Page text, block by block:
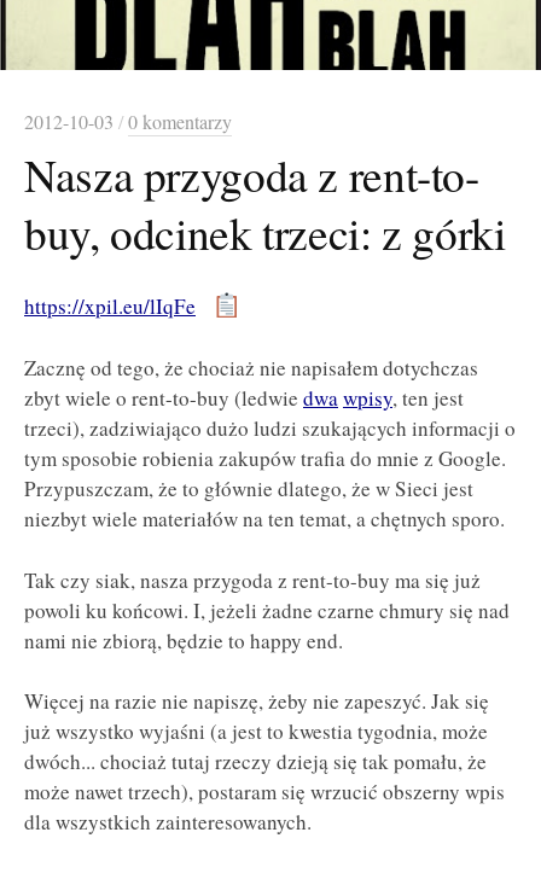
2012-10-03 /0 komentarzy
Nasza przygoda z rent-to-
buy, odcinek trzeci: z górki
https://xpil.eu/lIqFe
Zacznę od tego, że chociaż nie napisałem dotychczas
zbyt wiele o rent-to-buy (ledwie dwawpisy, ten jest
trzeci), zadziwiająco dużo ludzi szukających informacji o
tym sposobie robienia zakupów trafia do mnie z Google.
Przypuszczam, że to głównie dlatego, że w Sieci jest
niezbyt wiele materiałów na ten temat, a chętnych sporo.
Tak czy siak, nasza przygoda z rent-to-buy ma się już
powoli ku końcowi. I, jeżeli żadne czarne chmury się nad
nami nie zbiorą, będzie to happy end.
Więcej na razie nie napiszę, żeby nie zapeszyć. Jak się
już wszystko wyjaśni (a jest to kwestia tygodnia, może
dwóch... chociaż tutaj rzeczy dzieją się tak pomału, że
może nawet trzech), postaram się wrzucić obszerny wpis
dla wszystkich zainteresowanych.